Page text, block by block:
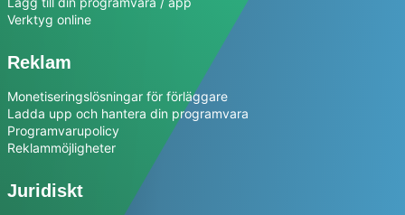
Verktyg online
Reklam
Monetiseringslösningar för förläggare
Ladda upp och hantera din programvara
Programvarupolicy
Reklammöjligheter
Juridiskt